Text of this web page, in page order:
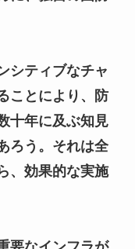
シティブなチャ
ことにより、防
十年に及ぶ知見
ろう。それは全
、効果的な実施